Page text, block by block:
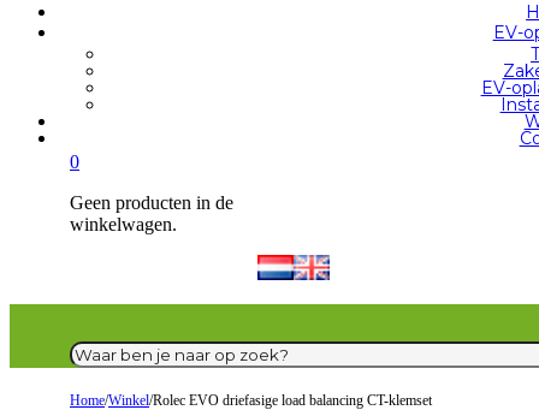
EV-
EV-
0
Geen producten in de
winkelwagen.
Home/Winkel/Rolec EVO driefasige load balancing CT-klemset